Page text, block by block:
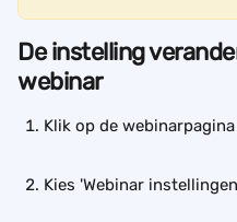
De instelling
webinar
Klik op de
Kies 'Webinar